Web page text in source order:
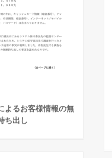
よるお客様情報の無
ち出し